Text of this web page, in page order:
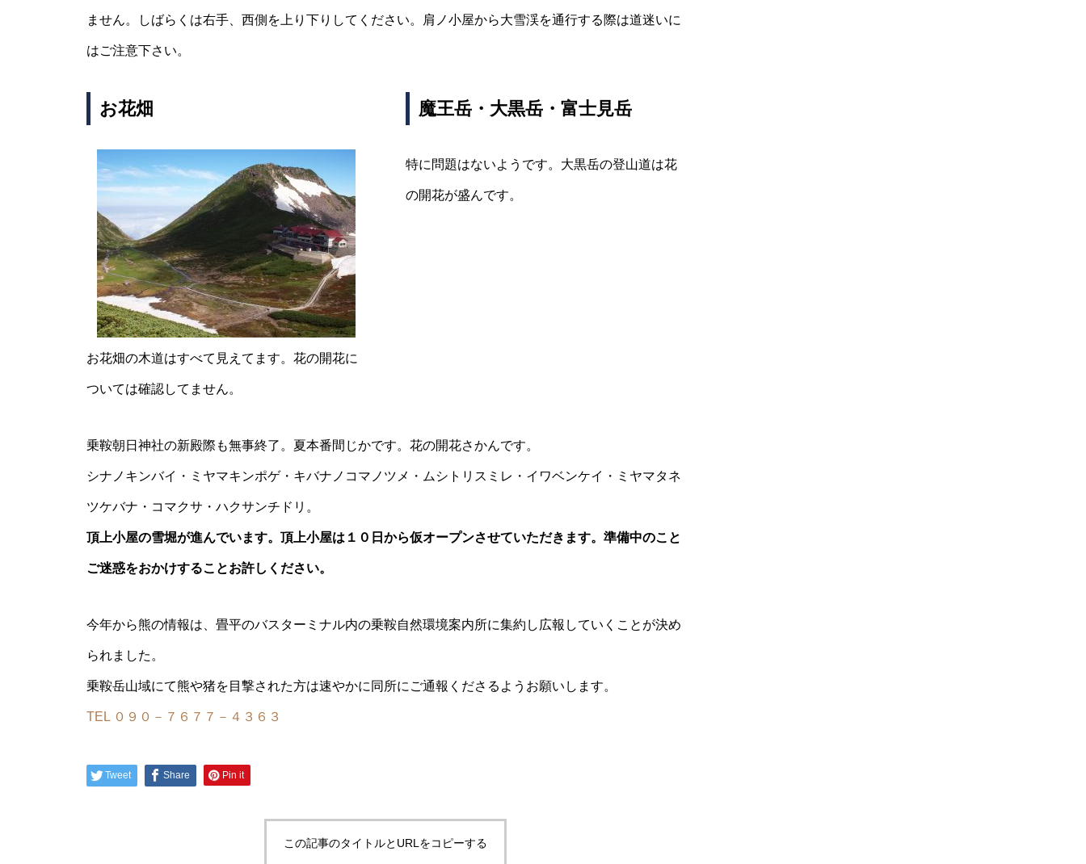
ご来光は・・・・・
雪、雨、雪、雨 です。
桜開花始まる・・・
今年の乗鞍スカイライン最終の
今季一番の展望は・・・・・
は・・・・・
ません。しばらくは右手、西側を上り下りしてください。肩ノ小屋から大雪渓を通行する際は道迷いに
はご注意下さい。
お花畑
お花畑の木道はすべて見えてます。花の開花に
ついては確認してません。
魔王岳・大黒岳・富士見岳
特に問題はないようです。大黒岳の登山道は花
の開花が盛んです。
乗鞍朝日神社の新殿際も無事終了。夏本番間じかです。花の開花さかんです。
シナノキンバイ・ミヤマキンポゲ・キバナノコマノツメ・ムシトリスミレ・イワベンケイ・ミヤマタネ
ツケバナ・コマクサ・ハクサンチドリ。
頂上小屋の雪堀が進んでいます。頂上小屋は１０日から仮オープンさせていただきます。準備中のこと
ご迷惑をおかけすることお許しください。
今年から熊の情報は、畳平のバスターミナル内の乗鞍自然環境案内所に集約し広報していくことが決め
られました。
乗鞍岳山域にて熊や猪を目撃された方は速やかに同所にご通報くださるようお願いします。
TEL ０９０－７６７７－４３６３
Tweet Share Pin it
この記事のタイトルとURLをコピーする